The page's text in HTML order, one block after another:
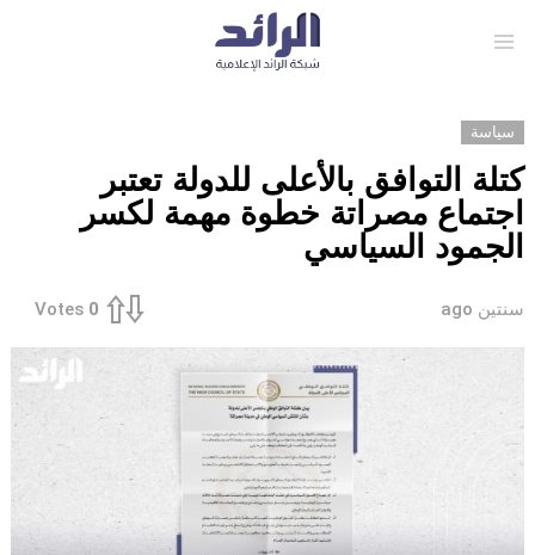
سياسة
كتلة التوافق بالأعلى للدولة تعتبر
اجتماع مصراتة خطوة مهمة لكسر
الجمود السياسي
سنتين ago 0
Votes